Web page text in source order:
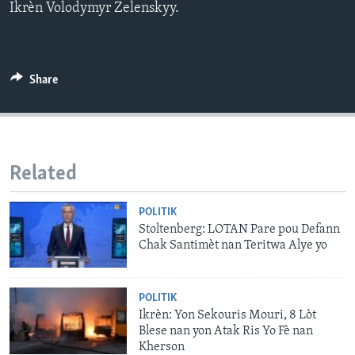
Ikrèn Volodymyr Zelenskyy.
Share
Related
POLITIK
Stoltenberg: LOTAN Pare pou Defann
Chak Santimèt nan Teritwa Alye yo
POLITIK
Ikrèn: Yon Sekouris Mouri, 8 Lòt
Blese nan yon Atak Ris Yo Fè nan
Kherson